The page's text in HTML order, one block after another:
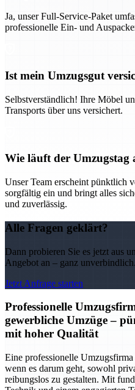
Ja, unser Full-Service-Paket
professionelle Ein- und
Ist mein Umzugsgut
Selbstverständlich! Ihre Möbel
Transports über uns versichert.
Wie läuft der Umzugstag
Unser Team erscheint pünktlich
sorgfältig ein und bringt alles
und zuverlässig.
Alle Fragen geklärt?
Dann probieren Sie es jetzt aus
Angebot an – ganz unverbindlich.
Jetzt Anfrage starten
Professionelle
gewerbliche Umzüge –
mit hoher Qualität
Eine professionelle
wenn es darum geht, sowohl
reibungslos zu gestalten. Mit